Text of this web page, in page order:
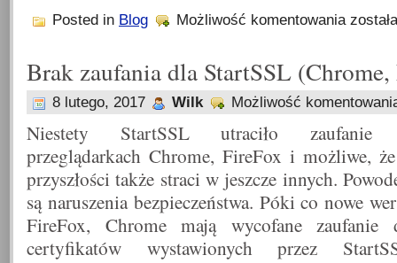
Posted in Blog Możliwość komentowania WiBlo
Brak zaufania dla StartSSL
8 lutego, 2017 Wilk Możliwość
Niestety StartSSL utraciło
przeglądarkach Chrome, FireFox i możliwe,
przyszłości także straci w jeszcze innych.
są naruszenia bezpieczeństwa. Póki co nowe
FireFox, Chrome mają wycofane zaufanie
certyfikatów wystawionych przez